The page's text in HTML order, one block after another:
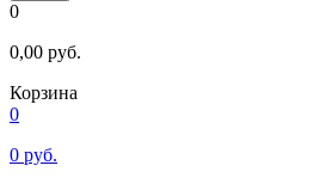
0
0,00 руб.
Корзина
0
0 руб.